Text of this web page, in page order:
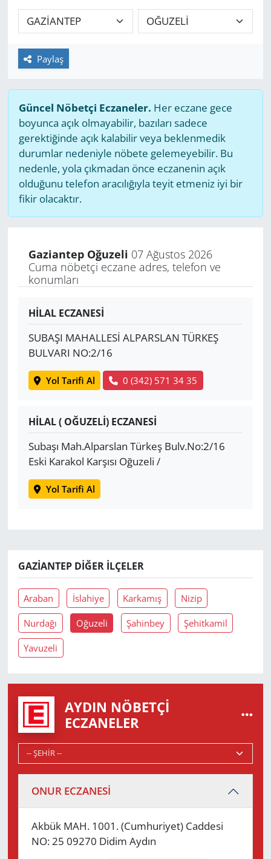
Paylaş
Güncel Nöbetçi Eczaneler. Her eczane gece
boyunca açık olmayabilir, bazıları sadece
gerektiğinde açık kalabilir veya beklenmedik
durumlar nedeniyle nöbete gelemeyebilir. Bu
nedenle, yola çıkmadan önce eczanenin açık
olduğunu telefon aracılığıyla teyit etmeniz iyi bir
fikir olacaktır.
Gaziantep Oğuzeli 07 Ağustos 2026
Cuma nöbetçi eczane adres, telefon ve
konumları
HİLAL ECZANESİ
SUBAŞI MAHALLESİ ALPARSLAN TÜRKEŞ
BULVARI NO:2/16
Yol Tarifi Al 0 (342) 571 34 35
HİLAL ( OĞUZELİ) ECZANESİ
Subaşı Mah.Alparslan Türkeş Bulv.No:2/16
Eski Karakol Karşısı Oğuzeli /
Yol Tarifi Al
GAZIANTEP DIĞER İLÇELER
Araban İslahiye Karkamış Nizip
Nurdağı Oğuzeli Şahinbey Şehitkamil
Yavuzeli
AYDIN NÖBETÇI
ECZANELER
ONUR ECZANESİ
Akbük MAH. 1001. (Cumhuriyet) Caddesi
NO: 25 09270 Didim Aydın
GÜNDEM
HABERDE İNSAN
MAGAZİN
POLİTİKA
RESMİ İLANLAR
SAĞLIK
SPOR